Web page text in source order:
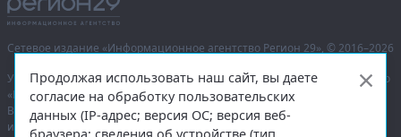
Сетевое издание «Информационное агентство Регион 29», © 2016–2026
Учредитель — общество с ограниченной ответственностью «Агентство
«Правда Севера».
Выписка из реестра зарегистрированных средств массовой
информации:ЭЛ № ФС 77-74226
от 09.11.2018 выдано Федеральной
Продолжая использовать наш сайт, вы даете
согласие на обработку пользовательских
данных (IP-адрес; версия ОС; версия веб-